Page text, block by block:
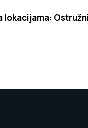
lokacijama: